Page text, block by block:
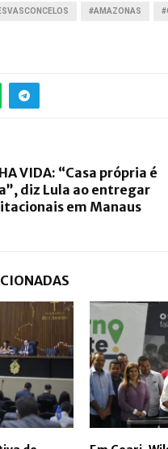
#AMAZONAS
VIDA: “Casa própria é
diz Lula ao entregar
em Manaus